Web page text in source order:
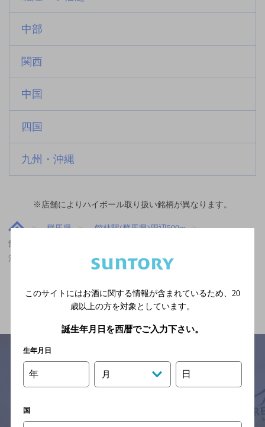
中部
関西
中国
四国
九州・沖縄
※店舗によりハイボール取り扱い銘柄が異なります。
群馬県
館林駅(群馬県)周辺500m
館林駅(群馬県)周辺500m,エスニック・無国籍,座敷あり,2,000円未
満の神泡達人店
関連ページ
サイトマップ 利用規約
念のためお店にご確認の上ご来店くださいますようお願い申し上げま
このサイトにはお酒に関する情報が含まれているため、 20
歳以上の方を対象としています。
誕生年月日を西暦でご入力下さい。
生年月日
年 月 日
国